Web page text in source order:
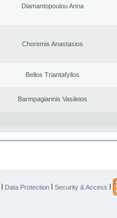
Diamantopoulou Anna
Choremis Anastasios
Bellos Triantafyllos
Barmpagiannis Vasileios
| Data Protection | Security & Access |